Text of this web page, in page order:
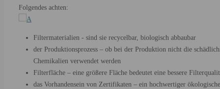
Folgendes achten:
Filtermaterialien - sind sie recycelbar, biologisch abbaubar
der Produktionsprozess – ob bei der Produktion nicht die
Chemikalien verwendet werden
Filterfläche – eine größere Fläche bedeutet eine bessere
das Vorhandensein von Zertifikaten – ein hochwertiger